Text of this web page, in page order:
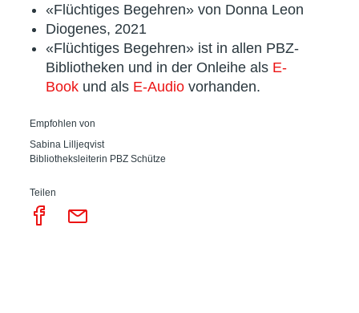
«Flüchtiges Begehren» von Donna Leon
Diogenes, 2021
«Flüchtiges Begehren» ist in allen PBZ-
Bibliotheken und in der Onleihe als E-
Book und als E-Audio vorhanden.
Empfohlen von
Sabina Lilljeqvist
Bibliotheksleiterin PBZ Schütze
Teilen